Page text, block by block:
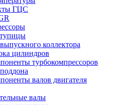
ГЦС
коллектора
цилиндров
турбокомпрессоров
валов двигателя
валы